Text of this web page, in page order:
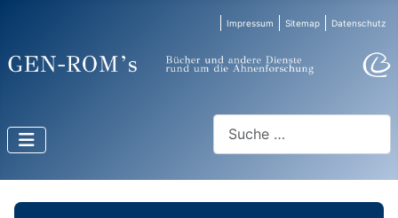
Impressum Sitemap Datenschutz